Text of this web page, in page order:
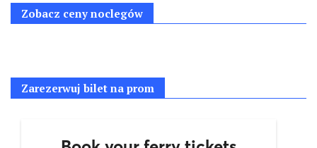
Zobacz ceny noclegów
Zarezerwuj bilet na prom